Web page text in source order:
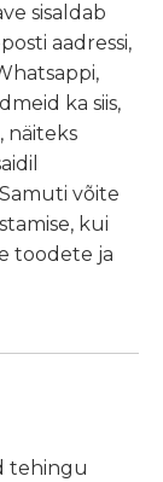
sisaldab
aadressi,
ka siis,
näiteks
võite
kui
toodete ja
tehingu